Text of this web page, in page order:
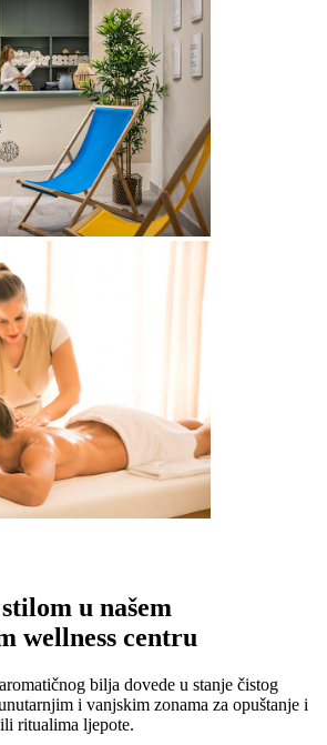
u našem
wellness centru
bilja dovede u stanje čistog
i vanjskim zonama za opuštanje i
ritualima ljepote.